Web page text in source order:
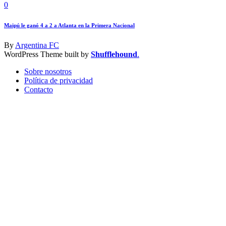
0
Maipú le ganó 4 a 2 a Atlanta en la Primera Nacional
By Argentina FC
WordPress Theme built by Shufflehound.
Sobre nosotros
Política de privacidad
Contacto